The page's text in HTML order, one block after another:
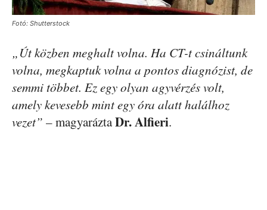
Fotó: Shutterstock
„Út közben meghalt volna. Ha CT-t csináltunk
volna, megkaptuk volna a pontos diagnózist, de
semmi többet. Ez egy olyan agyvérzés volt,
amely kevesebb mint egy óra alatt halálhoz
vezet” – magyaráztaDr. Alfieri.